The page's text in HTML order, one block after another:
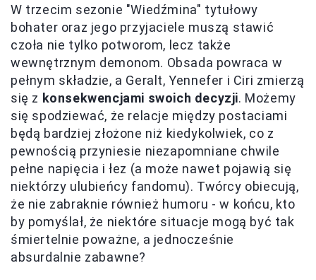
W trzecim sezonie "Wiedźmina" tytułowy
bohater oraz jego przyjaciele muszą stawić
czoła nie tylko potworom, lecz także
wewnętrznym demonom. Obsada powraca w
pełnym składzie, a Geralt, Yennefer i Ciri zmierzą
się z konsekwencjami swoich decyzji. Możemy
się spodziewać, że relacje między postaciami
będą bardziej złożone niż kiedykolwiek, co z
pewnością przyniesie niezapomniane chwile
pełne napięcia i łez (a może nawet pojawią się
niektórzy ulubieńcy fandomu). Twórcy obiecują,
że nie zabraknie również humoru - w końcu, kto
by pomyślał, że niektóre situacje mogą być tak
śmiertelnie poważne, a jednocześnie
absurdalnie zabawne?